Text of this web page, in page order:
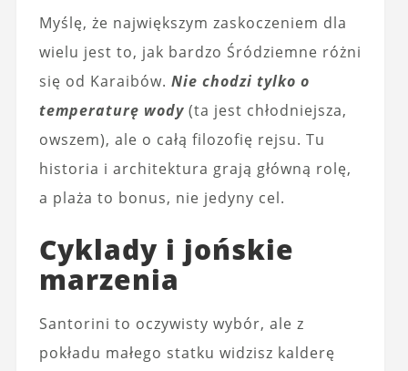
Myślę, że największym zaskoczeniem dla
wielu jest to, jak bardzo Śródziemne różni
się od Karaibów. Nie chodzi tylko o
temperaturę wody(ta jest chłodniejsza,
owszem), ale o całą filozofię rejsu. Tu
historia i architektura grają główną rolę,
a plaża to bonus, nie jedyny cel.
Cyklady i jońskie
marzenia
Santorini to oczywisty wybór, ale z
pokładu małego statku widzisz kalderę